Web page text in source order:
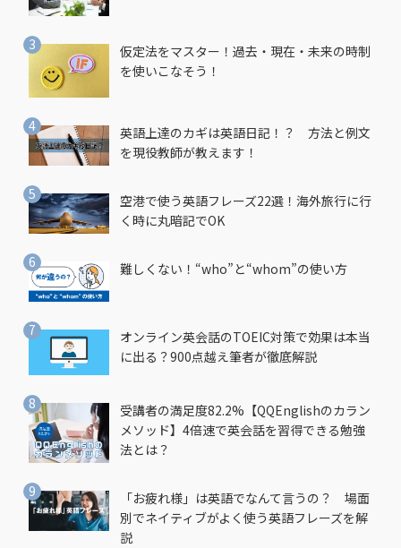
仮定法をマスター！過去・現在・未来の時制
を使いこなそう！
英語上達のカギは英語日記！？ 方法と例文
を現役教師が教えます！
空港で使う英語フレーズ22選！海外旅行に行
く時に丸暗記でOK
難しくない！“who”と“whom”の使い方
オンライン英会話のTOEIC対策で効果は本当
に出る？900点越え筆者が徹底解説
受講者の満足度82.2%【QQEnglishのカラン
メソッド】4倍速で英会話を習得できる勉強
法とは？
「お疲れ様」は英語でなんて言うの？ 場面
別でネイティブがよく使う英語フレーズを解
説